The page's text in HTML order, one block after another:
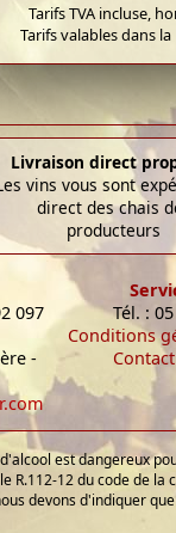
Tarifs TVA incluse,
Tarifs valables dans
Livraison direct
vins vous sont
direct des chais
producteurs
097
-
Tél. :
Conditions
Contact
est dangereux
R.112-12 du code de la
devons d'indiquer